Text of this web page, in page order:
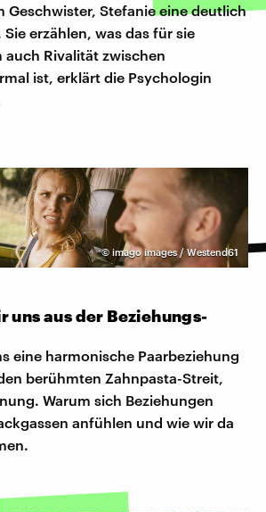
Geschwister, Stefanie eine deutlich
erzählen, was das für sie
auch Rivalität zwischen
ist, erklärt die Psychologin
© imago images / Westend61
uns aus der Beziehungs-
eine harmonische Paarbeziehung
berühmten Zahnpasta-Streit,
Warum sich Beziehungen
anfühlen und wie wir da